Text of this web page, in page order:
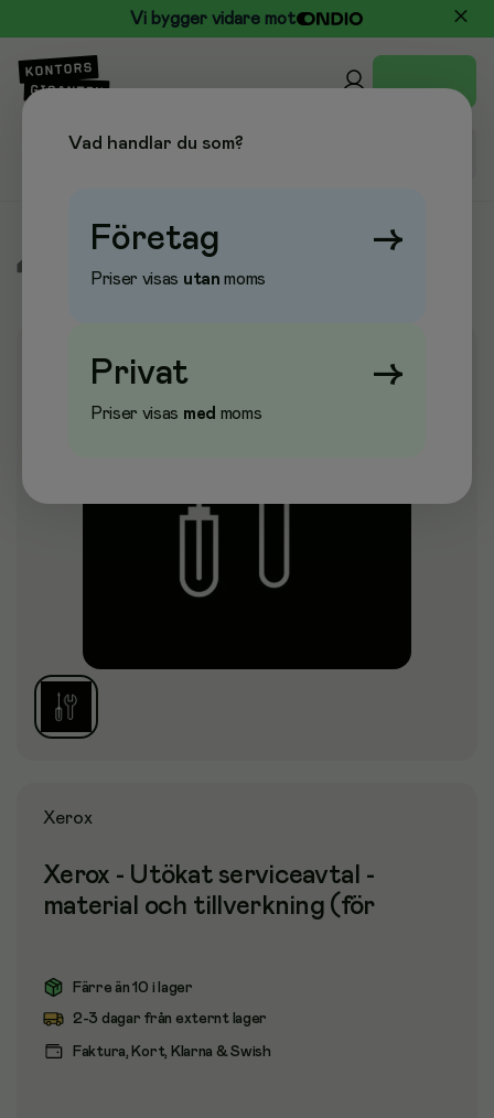
Vi bygger vidare mot
Xerox
Xerox - Utökat serviceavtal -
material och tillverkning (för
Färre än 10 i lager
2-3 dagar från externt lager
Faktura, Kort, Klarna & Swish
Vad handlar du som?
Företag →
Priser visas utan moms
Privat →
Priser visas med moms